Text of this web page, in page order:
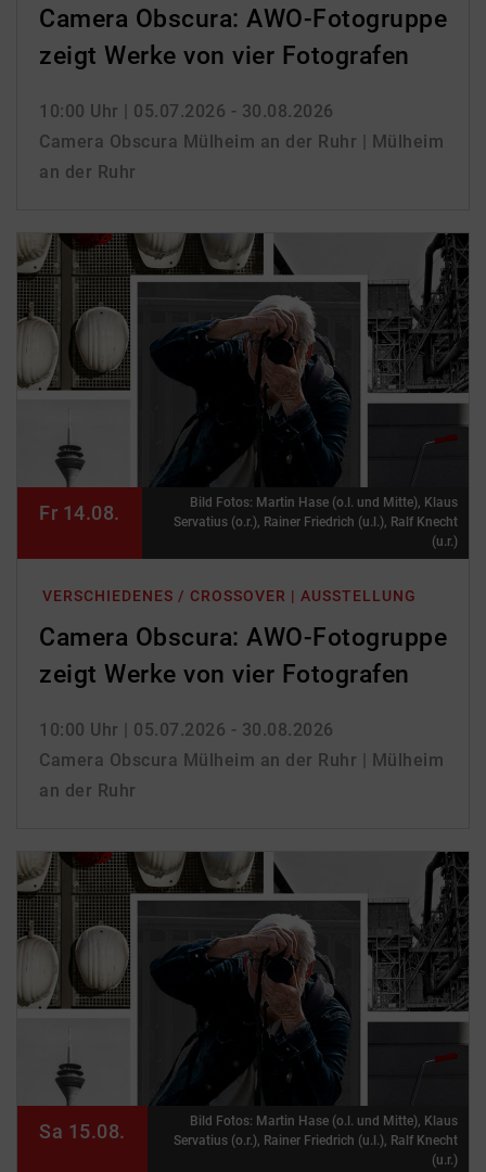
Camera Obscura: AWO-Fotogruppe
zeigt Werke von vier Fotografen
10:00 Uhr | 05.07.2026 - 30.08.2026
Camera Obscura Mülheim an der Ruhr | Mülheim
an der Ruhr
VERSCHIEDENES / CROSSOVER | AUSSTELLUNG
Camera Obscura: AWO-Fotogruppe
zeigt Werke von vier Fotografen
10:00 Uhr | 05.07.2026 - 30.08.2026
Camera Obscura Mülheim an der Ruhr | Mülheim
an der Ruhr
Fr 14.08.
Bild Fotos: Martin Hase (o.l. und Mitte), Klaus
Servatius (o.r.), Rainer Friedrich (u.l.), Ralf Knecht
(u.r.)
Sa 15.08.
Bild Fotos: Martin Hase (o.l. und Mitte), Klaus
Servatius (o.r.), Rainer Friedrich (u.l.), Ralf Knecht
(u.r.)